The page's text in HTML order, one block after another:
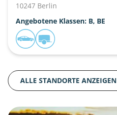
10247 Berlin
Angebotene Klassen: B, BE
ALLE STANDORTE ANZEIGEN